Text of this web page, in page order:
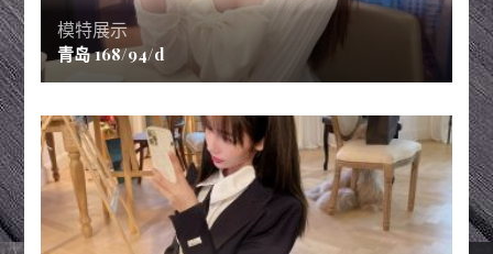
模特展示
青岛 168/94/d